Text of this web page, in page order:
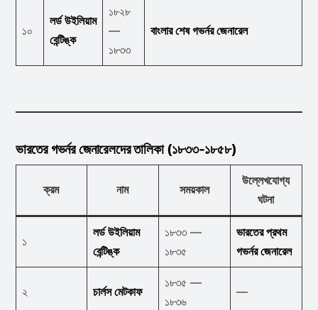
১০
লর্ড উইলিয়াম
বেন্টিঙ্ক
১৮২৮
—
১৮৩৩
বাংলার শেষ গভর্নর জেনারেল
ভারতের গভর্নর জেনারেলদের তালিকা (১৮৩৩-১৮৫৮)
ক্রম নাম সময়কাল
উল্লেখযোগ্য
ঘটনা
১
লর্ড উইলিয়াম
বেন্টিঙ্ক
১৮৩৩ —
১৮৩৫
ভারতের প্রথম
গভর্নর জেনারেল
২ চার্লস মেটকাফ
১৮৩৫ —
১৮৩৬
—